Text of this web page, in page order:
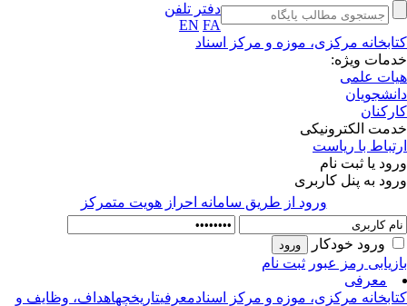
دفتر تلفن
EN FA
مرکزی، موزه و مرکز اسناد
ویژه:
علمی
الکترونیکی
با ریاست
یا ثبت نام
به پنل کاربری
ورود از طريق سامانه احراز هويت متمركز
ورود خودکار
رمز عبور ثبت نام
معرفی
مرکزی، موزه و مرکز اسنادمعرفیتاریخچهاهداف، وظایف و